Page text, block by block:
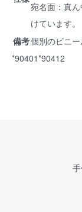
宛名面：真
けています。
備考個別のビニー
*90401*90412